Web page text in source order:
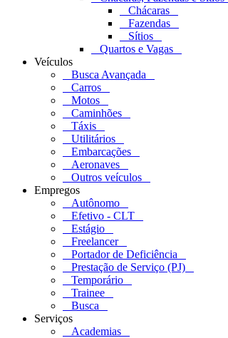
Chácaras
Fazendas
Sítios
Quartos e Vagas
Veículos
Busca Avançada
Carros
Motos
Caminhões
Táxis
Utilitários
Embarcações
Aeronaves
Outros veículos
Empregos
Autônomo
Efetivo - CLT
Estágio
Freelancer
Portador de Deficiência
Prestação de Serviço (PJ)
Temporário
Trainee
Busca
Serviços
Academias